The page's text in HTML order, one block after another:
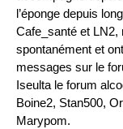
l’éponge depuis
Cafe_santé et LN2,
spontanément et
messages sur le
Iseulta le forum
Boine2, Stan500,
Marypom.